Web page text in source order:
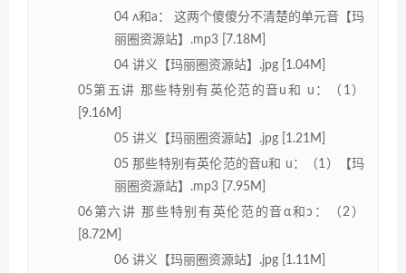
04 ʌ和a： 这两个傻傻分不清楚的单元音【玛
丽圈资源站】.mp3 [7.18M]
04 讲义【玛丽圈资源站】.jpg [1.04M]
05第五讲 那些特别有英伦范的音u和 u：（1）
[9.16M]
05 讲义【玛丽圈资源站】.jpg [1.21M]
05 那些特别有英伦范的音u和 u：（1）【玛
丽圈资源站】.mp3 [7.95M]
06第六讲 那些特别有英伦范的音α和ɔ：（2）
[8.72M]
06 讲义【玛丽圈资源站】.jpg [1.11M]